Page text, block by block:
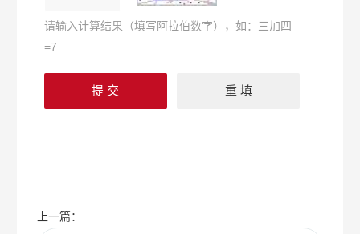
请输入计算结果（填写阿拉伯数字），如：三加四
=7
上一篇：